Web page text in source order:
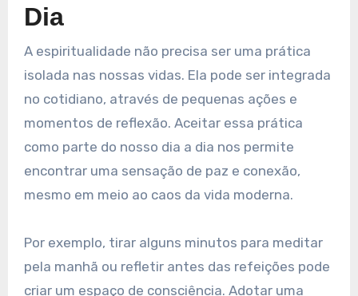
Dia
A espiritualidade não precisa ser uma prática
isolada nas nossas vidas. Ela pode ser integrada
no cotidiano, através de pequenas ações e
momentos de reflexão. Aceitar essa prática
como parte do nosso dia a dia nos permite
encontrar uma sensação de paz e conexão,
mesmo em meio ao caos da vida moderna.
Por exemplo, tirar alguns minutos para meditar
pela manhã ou refletir antes das refeições pode
criar um espaço de consciência. Adotar uma